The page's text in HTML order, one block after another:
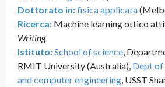
Dottorato in:fisica applicata
Ricerca: Machine learning ottico
Writing
Istituto:School of science ,
RMIT University (Australia), Dept
and computer engineering , USST